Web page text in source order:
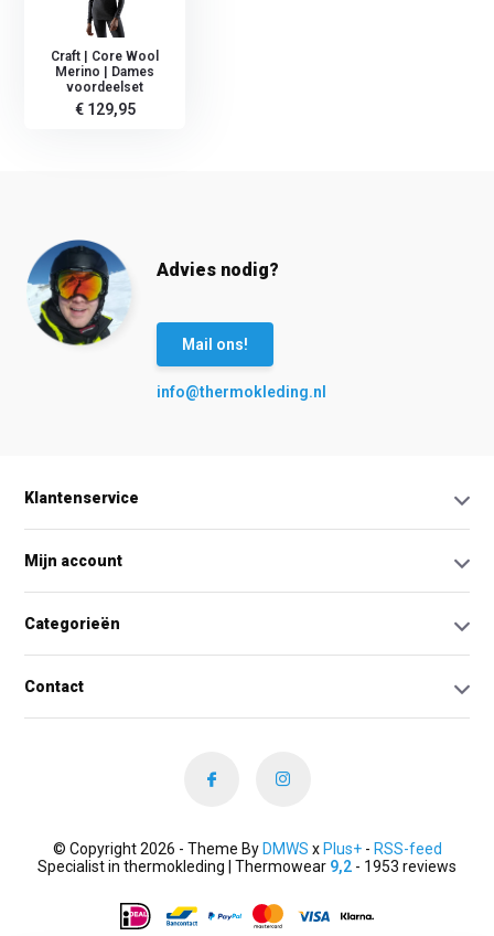
Craft | Core Wool
Merino | Dames
voordeelset
€ 129,95
Advies nodig?
Mail ons!
info@thermokleding.nl
Klantenservice
Mijn account
Categorieën
Contact
© Copyright 2026 - Theme By DMWS x Plus+- RSS-feed
Specialist in thermokleding | Thermowear 9,2 - 1953 reviews